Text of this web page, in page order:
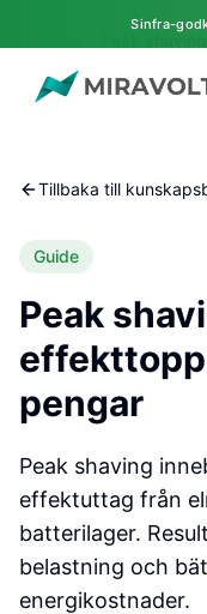
Hoppa till Sinfra-
Tillbaka till
Guide
Peak
pengar
Peak shaving
effektuttag från
batterilager.
belastning och
energikostnader.